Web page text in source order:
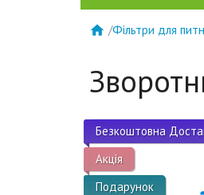
 /Фільтри для
Безкоштовна
Акція
Подарунок